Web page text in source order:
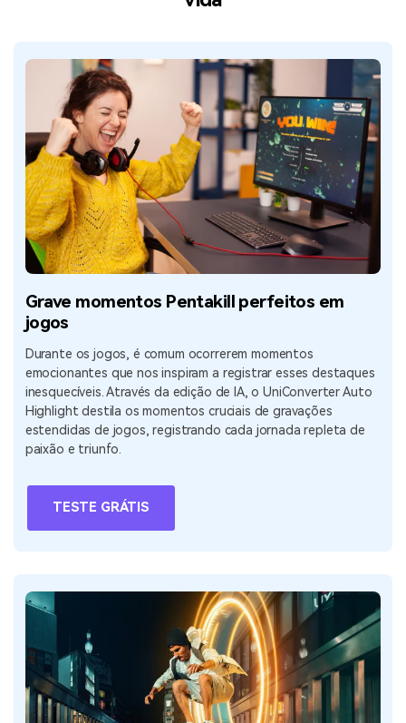
Grave momentos Pentakill perfeitos em
jogos
Durante os jogos, é comum ocorrerem momentos
emocionantes que nos inspiram a registrar esses destaques
inesquecíveis. Através da edição de IA, o UniConverter Auto
Highlight destila os momentos cruciais de gravações
estendidas de jogos, registrando cada jornada repleta de
paixão e triunfo.
TESTE GRÁTIS